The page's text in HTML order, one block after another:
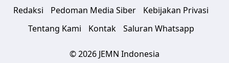
Redaksi Pedoman Media Siber
Kebijakan Privasi
Tentang Kami
Kontak Saluran Whatsapp
© 2026 JEMN Indonesia